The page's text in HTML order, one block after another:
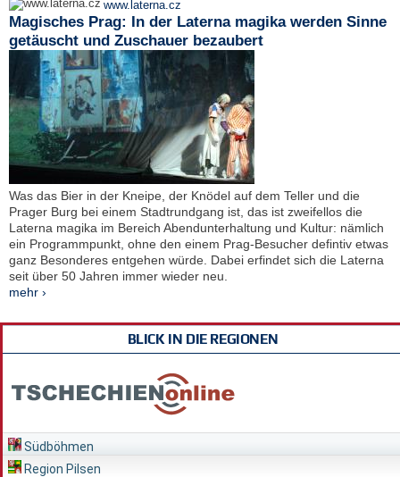
www.laterna.cz
Magisches Prag: In der Laterna magika werden Sinne
getäuscht und Zuschauer bezaubert
Was das Bier in der Kneipe, der Knödel auf dem Teller und die
Prager Burg bei einem Stadtrundgang ist, das ist zweifellos die
Laterna magika im Bereich Abendunterhaltung und Kultur: nämlich
ein Programmpunkt, ohne den einem Prag-Besucher defintiv etwas
ganz Besonderes entgehen würde. Dabei erfindet sich die Laterna
seit über 50 Jahren immer wieder neu.
mehr ›
BLICK IN DIE REGIONEN
Südböhmen
Region Pilsen